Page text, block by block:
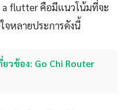
a flutter คือมีแนวโน้มที่จะ
หลายประการดังนี้
วข้อง: Go Chi Router